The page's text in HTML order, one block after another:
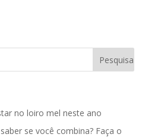
no loiro mel neste ano
se você combina? Faça o